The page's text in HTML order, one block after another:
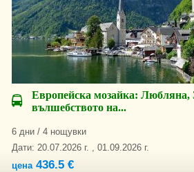
Европейска мозайка: Любляна,
вълшебството на...
6 дни / 4 нощувки
Дати: 20.07.2026 г. , 01.09.2026 г.
цена436.5 €